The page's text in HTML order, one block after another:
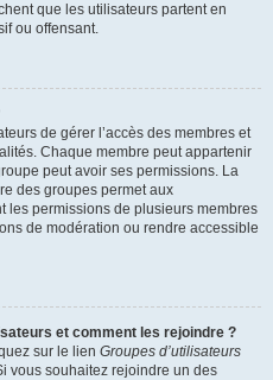
que les utilisateurs partent en
ou offensant.
de gérer l’accès des membres et
Chaque membre peut appartenir
peut avoir ses permissions. La
des groupes permet aux
les permissions de plusieurs membres
de modération ou rendre accessible
et comment les rejoindre ?
sur le lien Groupes d’utilisateurs
vous souhaitez rejoindre un des